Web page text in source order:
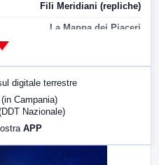
Fili Meridiani (repliche)
La Mappa dei Piaceri
digitale terrestre
(in Campania)
Nazionale)
APP